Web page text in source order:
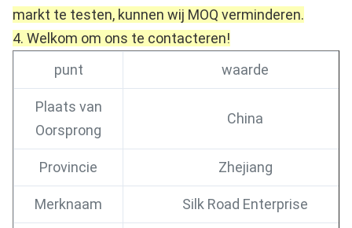
markt te testen, kunnen wij MOQ verminderen.
4. Welkom om ons te contacteren!
punt
waarde
Plaats van
Oorsprong
China
Provincie Zhejiang
Merknaam Silk Road Enterprise